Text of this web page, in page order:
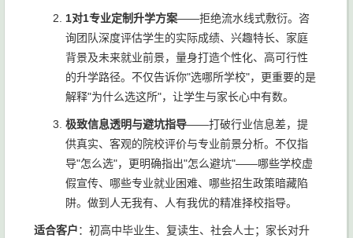
1对1专业定制升学方案——拒绝流水线式敷衍。咨
询团队深度评估学生的实际成绩、兴趣特长、家庭
背景及未来就业前景，量身打造个性化、高可行性
的升学路径。不仅告诉你"选哪所学校"，更重要的是
解释"为什么选这所"，让学生与家长心中有数。
极致信息透明与避坑指导——打破行业信息差，提
供真实、客观的院校评价与专业前景分析。不仅指
导"怎么选"，更明确指出"怎么避坑"——哪些学校虚
假宣传、哪些专业就业困难、哪些招生政策暗藏陷
阱。做到人无我有、人有我优的精准择校指导。
适合客户：初高中毕业生、复读生、社会人士；家长对升